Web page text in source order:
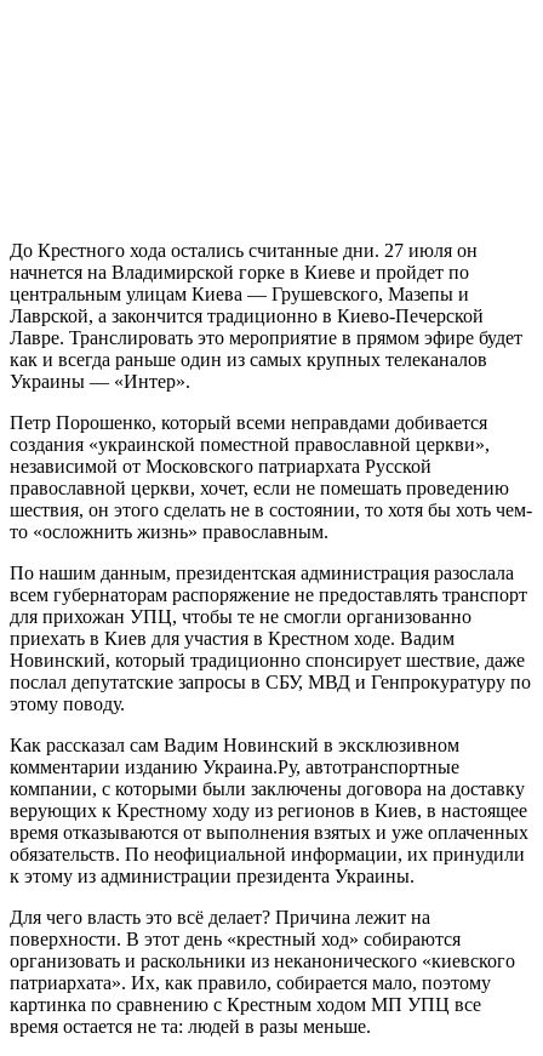
До Крестного хода остались считанные дни. 27 июля он
начнется на Владимирской горке в Киеве и пройдет по
центральным улицам Киева — Грушевского, Мазепы и
Лаврской, а закончится традиционно в Киево-Печерской
Лавре. Транслировать это мероприятие в прямом эфире будет
как и всегда раньше один из самых крупных телеканалов
Украины — «Интер».
Петр Порошенко, который всеми неправдами добивается
создания «украинской поместной православной церкви»,
независимой от Московского патриархата Русской
православной церкви, хочет, если не помешать проведению
шествия, он этого сделать не в состоянии, то хотя бы хоть чем-
то «осложнить жизнь» православным.
По нашим данным, президентская администрация разослала
всем губернаторам распоряжение не предоставлять транспорт
для прихожан УПЦ, чтобы те не смогли организованно
приехать в Киев для участия в Крестном ходе. Вадим
Новинский, который традиционно спонсирует шествие, даже
послал депутатские запросы в СБУ, МВД и Генпрокуратуру по
этому поводу.
Как рассказал сам Вадим Новинский в эксклюзивном
комментарии изданию Украина.Ру, автотранспортные
компании, с которыми были заключены договора на доставку
верующих к Крестному ходу из регионов в Киев, в настоящее
время отказываются от выполнения взятых и уже оплаченных
обязательств. По неофициальной информации, их принудили
к этому из администрации президента Украины.
Для чего власть это всё делает? Причина лежит на
поверхности. В этот день «крестный ход» собираются
организовать и раскольники из неканонического «киевского
патриархата». Их, как правило, собирается мало, поэтому
картинка по сравнению с Крестным ходом МП УПЦ все
время остается не та: людей в разы меньше.